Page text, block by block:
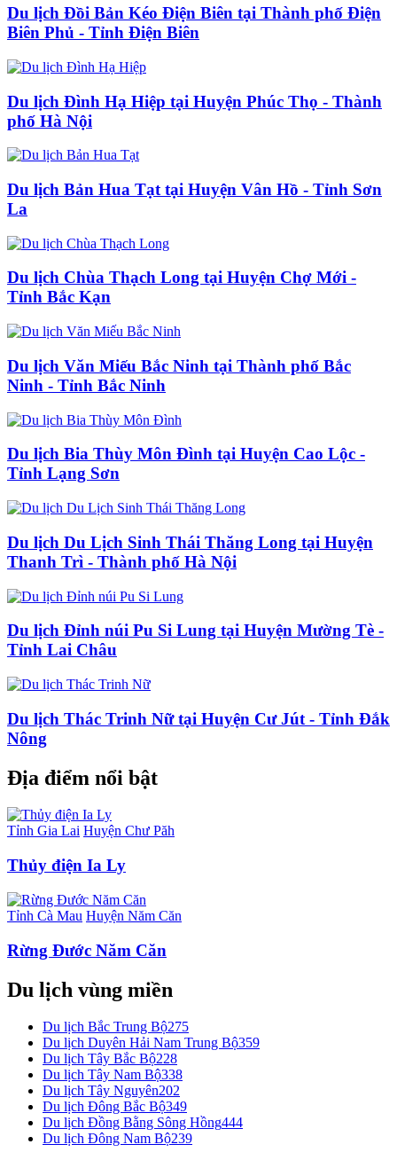
Du lịch Đồi Bản Kéo Điện Biên tại Thành phố Điện
Biên Phủ - Tỉnh Điện Biên
Du lịch Đình Hạ Hiệp tại Huyện Phúc Thọ - Thành
phố Hà Nội
Du lịch Bản Hua Tạt tại Huyện Vân Hồ - Tỉnh Sơn
La
Du lịch Chùa Thạch Long tại Huyện Chợ Mới -
Tỉnh Bắc Kạn
Du lịch Văn Miếu Bắc Ninh tại Thành phố Bắc
Ninh - Tỉnh Bắc Ninh
Du lịch Bia Thùy Môn Đình tại Huyện Cao Lộc -
Tỉnh Lạng Sơn
Du lịch Du Lịch Sinh Thái Thăng Long tại Huyện
Thanh Trì - Thành phố Hà Nội
Du lịch Đỉnh núi Pu Si Lung tại Huyện Mường Tè -
Tỉnh Lai Châu
Du lịch Thác Trinh Nữ tại Huyện Cư Jút - Tỉnh Đắk
Nông
Địa điểm nổi bật
Tỉnh Gia Lai Huyện Chư Păh
Thủy điện Ia Ly
Tỉnh Cà Mau Huyện Năm Căn
Rừng Đước Năm Căn
Du lịch vùng miền
Du lịch Bắc Trung Bộ275
Du lịch Duyên Hải Nam Trung Bộ359
Du lịch Tây Bắc Bộ228
Du lịch Tây Nam Bộ338
Du lịch Tây Nguyên202
Du lịch Đông Bắc Bộ349
Du lịch Đồng Bằng Sông Hồng444
Du lịch Đông Nam Bộ239